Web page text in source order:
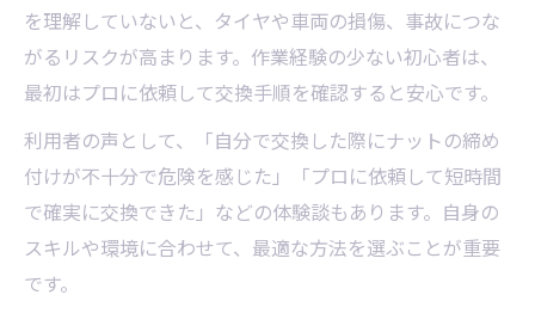
を理解していないと、タイヤや車両の損傷、事故につな
がるリスクが高まります。作業経験の少ない初心者は、
最初はプロに依頼して交換手順を確認すると安心です。
利用者の声として、「自分で交換した際にナットの締め
付けが不十分で危険を感じた」「プロに依頼して短時間
で確実に交換できた」などの体験談もあります。自身の
スキルや環境に合わせて、最適な方法を選ぶことが重要
です。